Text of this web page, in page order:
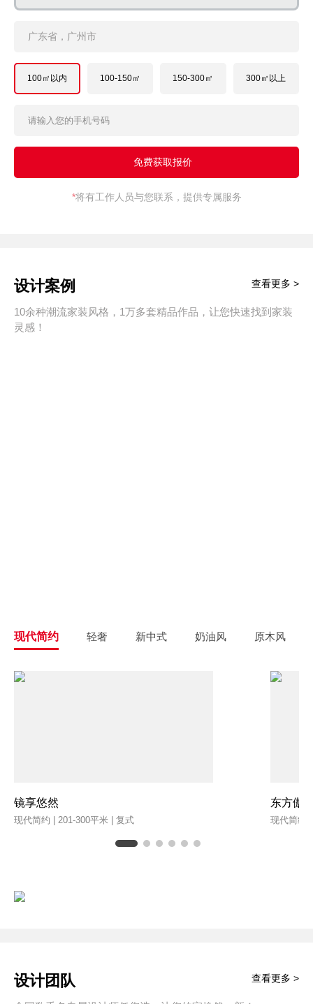
广东省，广州市
100㎡以内 100-150㎡ 150-300㎡ 300㎡以上
*将有工作人员与您联系，提供专属服务
设计案例
10余种潮流家装风格，1万多套精品作品，让您快速找到家装
灵感！
查看更多 >
现代简约 轻奢 新中式 奶油风 原木风
镜享悠然
现代简约 | 201-300平米 | 复式
东方傲
现代简约
设计团队 查看更多 >